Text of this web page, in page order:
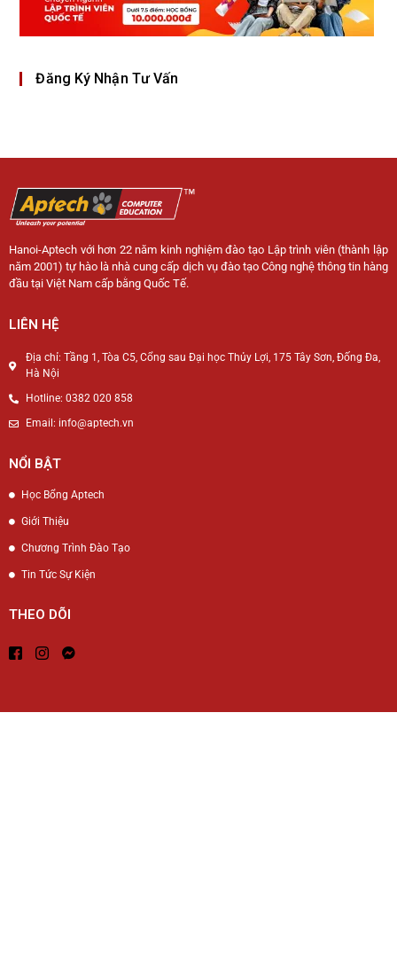
Đăng Ký Nhận Tư Vấn
Hanoi-Aptech với hơn 22 năm kinh nghiệm đào tạo Lập trình viên (thành lập
năm 2001) tự hào là nhà cung cấp dịch vụ đào tạo Công nghệ thông tin hàng
đầu tại Việt Nam cấp bằng Quốc Tế.
LIÊN HỆ
Địa chỉ: Tầng 1, Tòa C5, Cổng sau Đại học Thủy Lợi, 175 Tây Sơn, Đống Đa,
Hà Nội
Hotline: 0382 020 858
Email: info@aptech.vn
NỔI BẬT
Học Bổng Aptech
Giới Thiệu
Chương Trình Đào Tạo
Tin Tức Sự Kiện
THEO DÕI